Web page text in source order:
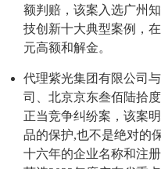
额判赔，该案入选广州
技创新十大典型案例，
元高额和解金。
代理紫光集团有限公司
司、北京京东叁佰陆拾
正当竞争纠纷案，该案
品的保护,也不是绝对的
十六年的企业名称和注